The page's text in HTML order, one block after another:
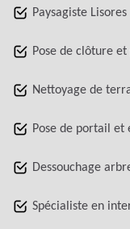
Paysagiste Lisores
Pose de clôture
Nettoyage de
Pose de portail et
Dessouchage
Spécialiste en